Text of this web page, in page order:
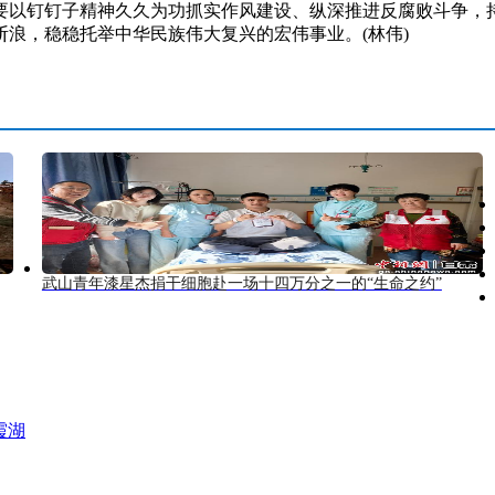
钉钉子精神久久为功抓实作风建设、纵深推进反腐败斗争
，稳稳托举中华民族伟大复兴的宏伟事业。(林伟)
武山青年漆星杰捐干细胞赴一场十四万分之一的“生命之约”
湖